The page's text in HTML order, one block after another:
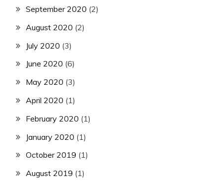
September 2020 (2)
August 2020 (2)
July 2020 (3)
June 2020 (6)
May 2020 (3)
April 2020 (1)
February 2020 (1)
January 2020 (1)
October 2019 (1)
August 2019 (1)